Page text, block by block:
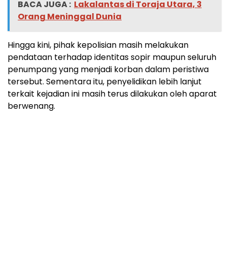
BACA JUGA : Lakalantas di Toraja Utara, 3
Orang Meninggal Dunia
Hingga kini, pihak kepolisian masih melakukan
pendataan terhadap identitas sopir maupun seluruh
penumpang yang menjadi korban dalam peristiwa
tersebut. Sementara itu, penyelidikan lebih lanjut
terkait kejadian ini masih terus dilakukan oleh aparat
berwenang.